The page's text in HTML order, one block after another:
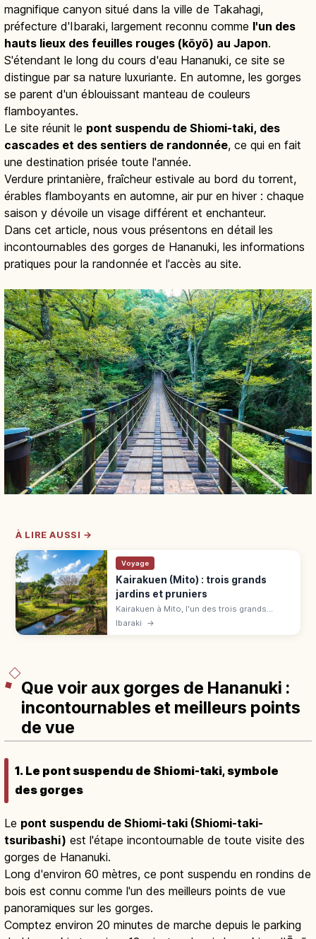
magnifique canyon situé dans la ville de Takahagi,
préfecture d'Ibaraki, largement reconnu comme l'un des
hauts lieux des feuilles rouges (kōyō) au Japon.
S'étendant le long du cours d'eau Hananuki, ce site se
distingue par sa nature luxuriante. En automne, les gorges
se parent d'un éblouissant manteau de couleurs
flamboyantes.
Le site réunit le pont suspendu de Shiomi-taki, des
cascades et des sentiers de randonnée, ce qui en fait
une destination prisée toute l'année.
Verdure printanière, fraîcheur estivale au bord du torrent,
érables flamboyants en automne, air pur en hiver : chaque
saison y dévoile un visage différent et enchanteur.
Dans cet article, nous vous présentons en détail les
incontournables des gorges de Hananuki, les informations
pratiques pour la randonnée et l'accès au site.
À LIRE AUSSI →
Voyage
Kairakuen (Mito) : trois grands
jardins et pruniers
Kairakuen à Mito, l'un des trois grands
jardins du Japon (1842). Fête des pruniers
Ibaraki →
Que voir aux gorges de Hananuki :
incontournables et meilleurs points
de vue
1. Le pont suspendu de Shiomi-taki, symbole
des gorges
Le pont suspendu de Shiomi-taki (Shiomi-taki-
tsuribashi) est l'étape incontournable de toute visite des
gorges de Hananuki.
Long d'environ 60 mètres, ce pont suspendu en rondins de
bois est connu comme l'un des meilleurs points de vue
panoramiques sur les gorges.
Comptez environ 20 minutes de marche depuis le parking